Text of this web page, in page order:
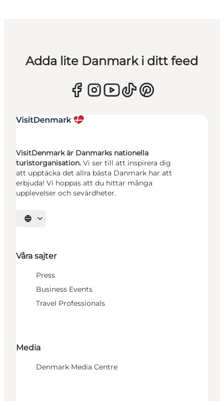
Adda lite Danmark i ditt feed
VisitDenmark är Danmarks nationella
turistorganisation. Vi ser till att inspirera dig
att upptäcka det allra bästa Danmark har att
erbjuda! Vi hoppas att du hittar många
upplevelser och sevärdheter.
Välj språk
Våra sajter
Press
Business Events
Travel Professionals
Media
Denmark Media Centre